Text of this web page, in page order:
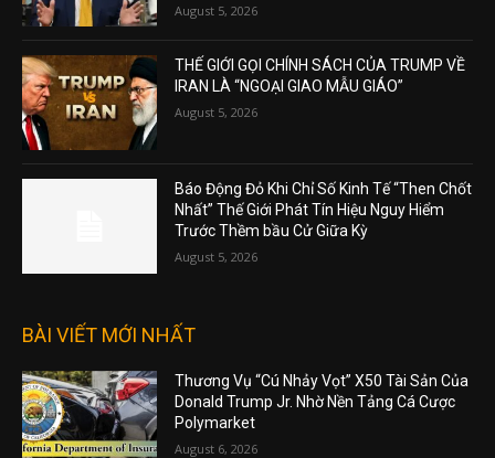
August 5, 2026
THẾ GIỚI GỌI CHÍNH SÁCH CỦA TRUMP VỀ
IRAN LÀ “NGOẠI GIAO MẪU GIÁO”
August 5, 2026
Báo Động Đỏ Khi Chỉ Số Kinh Tế “Then Chốt
Nhất” Thế Giới Phát Tín Hiệu Nguy Hiểm
Trước Thềm bầu Cử Giữa Kỳ
August 5, 2026
BÀI VIẾT MỚI NHẤT
Thương Vụ “Cú Nhảy Vọt” X50 Tài Sản Của
Donald Trump Jr. Nhờ Nền Tảng Cá Cược
Polymarket
August 6, 2026